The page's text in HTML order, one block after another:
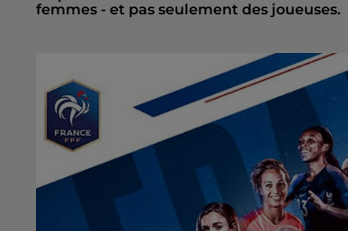
femmes - et pas seulement des joueuses.